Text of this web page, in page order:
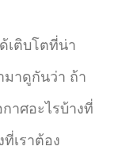
เติบโตที่น่า
มาดูกันว่า ถ้า
าศอะไรบ้างที่
เราต้อง